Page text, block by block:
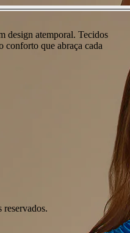
design atemporal. Tecidos
conforto que abraça cada